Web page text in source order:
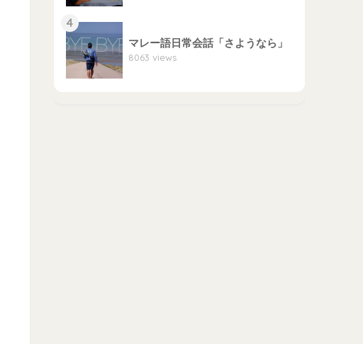
4
マレー語日常会話「さようなら」
8063 views